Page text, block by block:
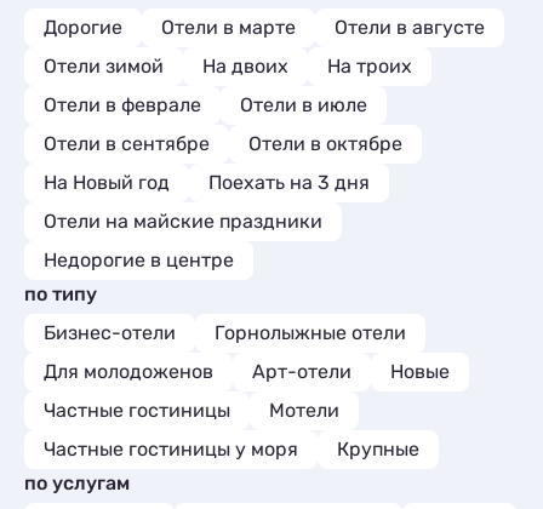
Дорогие
Отели в марте
Отели в августе
Отели зимой
На двоих
На троих
Отели в феврале
Отели в июле
Отели в сентябре
Отели в октябре
На Новый год
Поехать на 3 дня
Отели на майские праздники
Недорогие в центре
по типу
Бизнес-отели
Горнолыжные отели
Для молодоженов
Арт-отели
Новые
Частные гостиницы
Мотели
Частные гостиницы у моря
Крупные
по услугам